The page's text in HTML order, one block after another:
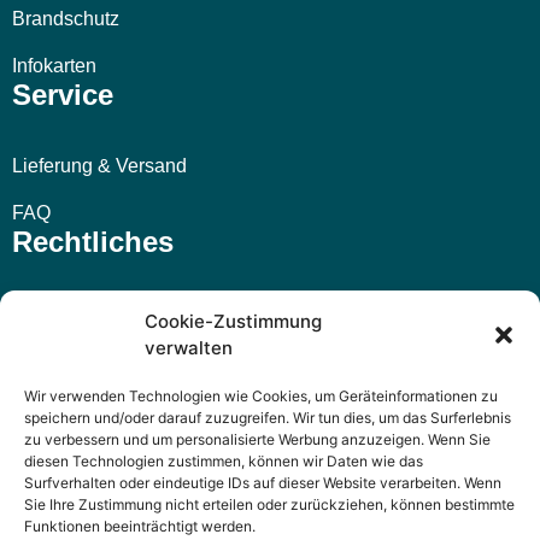
Cookie-Zustimmung
verwalten
Wir verwenden Technologien wie Cookies, um Geräteinformationen zu
speichern und/oder darauf zuzugreifen. Wir tun dies, um das Surferlebnis
zu verbessern und um personalisierte Werbung anzuzeigen. Wenn Sie
diesen Technologien zustimmen, können wir Daten wie das
Surfverhalten oder eindeutige IDs auf dieser Website verarbeiten. Wenn
Sie Ihre Zustimmung nicht erteilen oder zurückziehen, können bestimmte
Funktionen beeinträchtigt werden.
Brandschutz
Infokarten
Service
Lieferung & Versand
FAQ
Rechtliches
Widerrufsbelehrung
Datenschutzerklärung